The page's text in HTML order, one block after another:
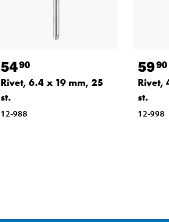
5490
Rivet, 6.4 x 19 mm, 25
st.
12-988
5990
Rivet,
st.
12-998